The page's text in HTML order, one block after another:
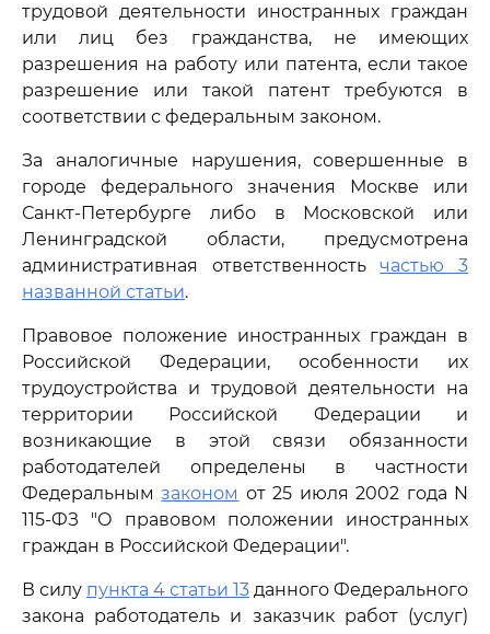
трудовой деятельности иностранных граждан
или лиц без гражданства, не имеющих
разрешения на работу или патента, если такое
разрешение или такой патент требуются в
соответствии с федеральным законом.
За аналогичные нарушения, совершенные в
городе федерального значения Москве или
Санкт-Петербурге либо в Московской или
Ленинградской области, предусмотрена
административная ответственностьчастью 3
названной статьи.
Правовое положение иностранных граждан в
Российской Федерации, особенности их
трудоустройства и трудовой деятельности на
территории Российской Федерации и
возникающие в этой связи обязанности
работодателей определены в частности
Федеральнымзаконом от 25 июля 2002 года N
115-ФЗ "О правовом положении иностранных
граждан в Российской Федерации".
В силу пункта 4 статьи 13 данного Федерального
закона работодатель и заказчик работ (услуг)